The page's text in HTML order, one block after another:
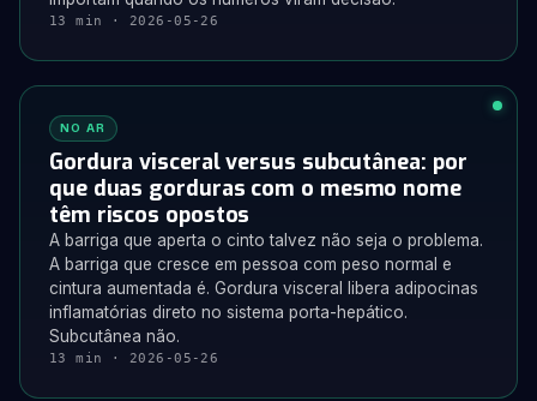
13 min · 2026-05-26
NO AR
Gordura visceral versus subcutânea: por
que duas gorduras com o mesmo nome
têm riscos opostos
A barriga que aperta o cinto talvez não seja o problema.
A barriga que cresce em pessoa com peso normal e
cintura aumentada é. Gordura visceral libera adipocinas
inflamatórias direto no sistema porta-hepático.
Subcutânea não.
13 min · 2026-05-26